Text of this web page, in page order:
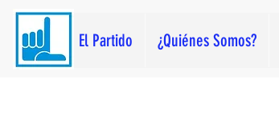
El Partido ¿Quiénes Somos?